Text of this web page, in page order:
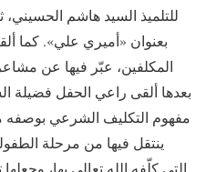
للتلميذ السيد هاشم
بعنوان «أميري علي». كما
المكلفين، عبّر فيها عن مشاعر
بعدها ألقى راعي الحفل فضيلة
مفهوم التكليف الشرعي بوصفه
ينتقل فيها من مرحلة
التي كلّفه الله تعالى بها،